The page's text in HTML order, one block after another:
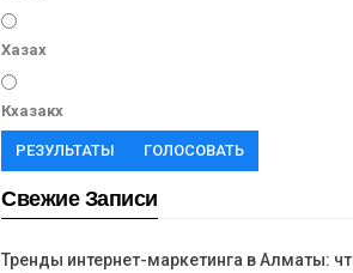
Хазах
Кхазакх
РЕЗУЛЬТАТЫ ГОЛОСОВАТЬ
Свежие Записи
Тренды интернет-маркетинга в Алматы: